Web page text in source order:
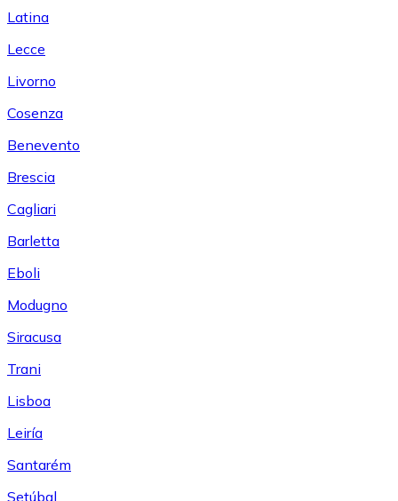
Latina
Lecce
Livorno
Cosenza
Benevento
Brescia
Cagliari
Barletta
Eboli
Modugno
Siracusa
Trani
Lisboa
Leiría
Santarém
Setúbal